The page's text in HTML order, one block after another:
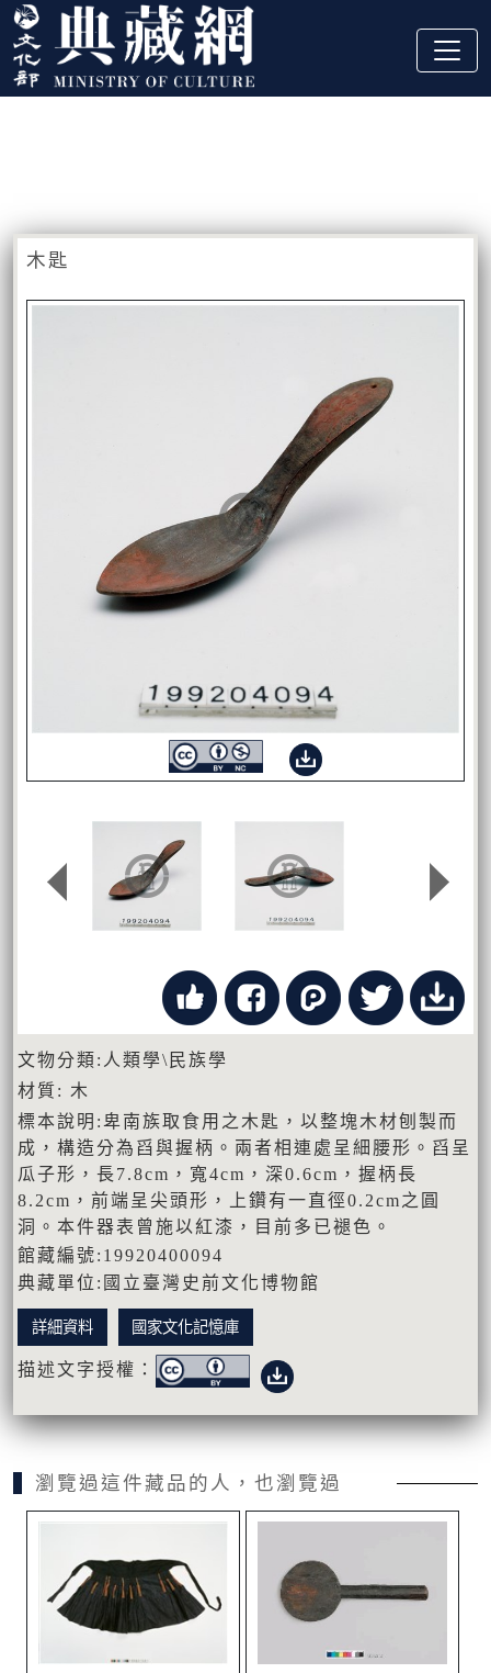
跳到主要內容
:::
木匙
文物分類:人類學\民族學
材質: 木
標本說明:卑南族取食用之木匙，以整塊木材刨製而
成，構造分為舀與握柄。兩者相連處呈細腰形。舀呈
瓜子形，長7.8cm，寬4cm，深0.6cm，握柄長
8.2cm，前端呈尖頭形，上鑽有一直徑0.2cm之圓
洞。本件器表曾施以紅漆，目前多已褪色。
館藏編號:19920400094
典藏單位:國立臺灣史前文化博物館
詳細資料 國家文化記憶庫
描述文字授權：
瀏覽過這件藏品的人，也瀏覽過